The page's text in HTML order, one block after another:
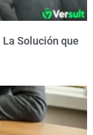
Solución que